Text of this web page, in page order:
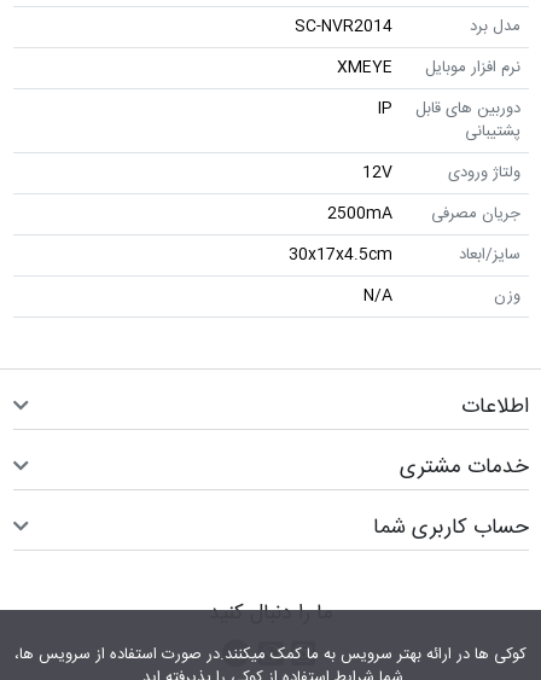
کوکی ها در ارائه بهتر سرویس‎ به ما کمک می‎کنند.در صورت استفاده از سرویس ها،
مدل برد
SC-NVR2014
نرم افزار موبایل
XMEYE
دوربین های قابل
پشتیبانی
IP
ولتاژ ورودی
12V
جریان مصرفی
2500mA
سایز/ابعاد
30x17x4.5cm
وزن
N/A
اطلاعات
خدمات مشتری
حساب کاربری شما
ما را دنبال کنید
اینستاگرام
پیام رسان واتس اپ
کانال تلگرام